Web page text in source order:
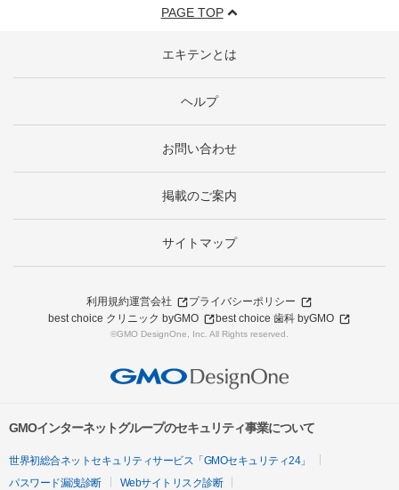
PAGE TOP
エキテンとは
ヘルプ
お問い合わせ
掲載のご案内
サイトマップ
利用規約運営会社
プライバシーポリシー
best choice クリニック byGMO
best choice 歯科 byGMO
©GMO DesignOne, Inc. All Rights reserved.
GMOインターネットグループのセキュリティ事業について
世界初総合ネットセキュリティサービス「GMOセキュリティ24」
パスワード漏洩診断
Webサイトリスク診断